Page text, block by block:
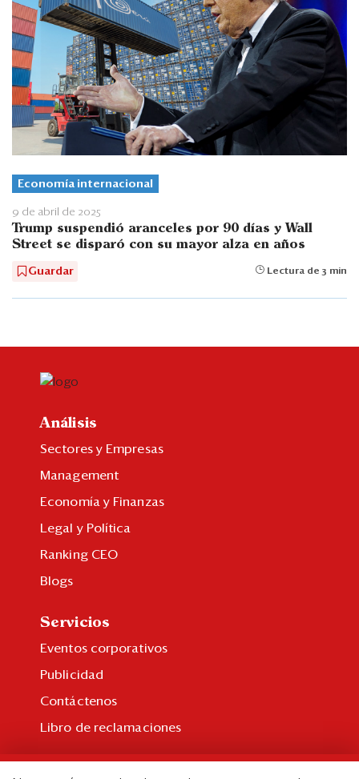
Economía internacional
9 de abril de 2025
Trump suspendió aranceles por 90 días y Wall
Street se disparó con su mayor alza en años
Guardar Lectura de 3 min
Análisis
Sectores y Empresas
Management
Economía y Finanzas
Legal y Política
Ranking CEO
Blogs
Servicios
Eventos corporativos
Publicidad
Contáctenos
Libro de reclamaciones